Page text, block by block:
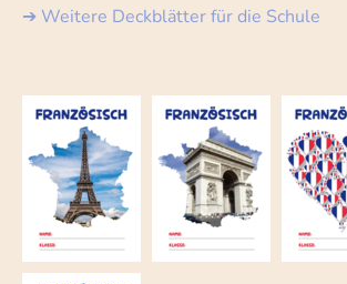
➔ Weitere Deckblätter für die Schule